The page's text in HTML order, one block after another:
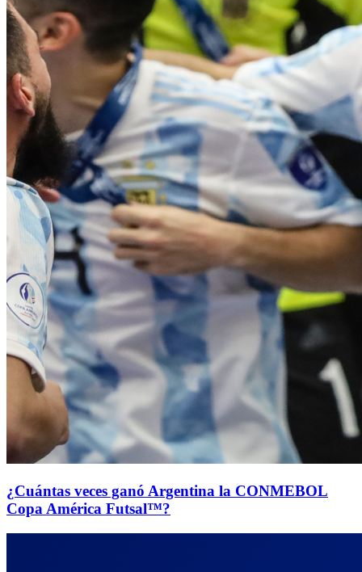
¿Cuántas veces ganó Argentina la CONMEBOL
Copa América Futsal™?